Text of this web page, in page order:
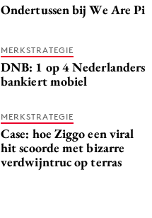
Ondertussen bij We Are Pi
MERKSTRATEGIE
DNB: 1 op 4 Nederlanders
bankiert mobiel
MERKSTRATEGIE
Case: hoe Ziggo een viral
hit scoorde met bizarre
verdwijntruc op terras